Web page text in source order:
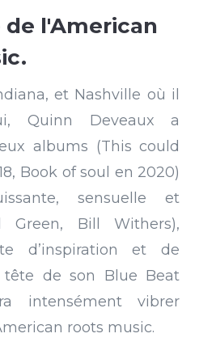
l'American
et Nashville où il
Quinn Deveaux a
albums (This could
Book of soul en 2020)
sensuelle et
Green, Bill Withers),
d’inspiration et de
de son Blue Beat
intensément vibrer
roots music.